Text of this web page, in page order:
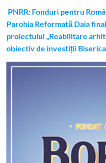
PNRR: Fonduri pentru
Parohia Reformată Daia
proiectului „Reabilitare
obiectiv de investiții